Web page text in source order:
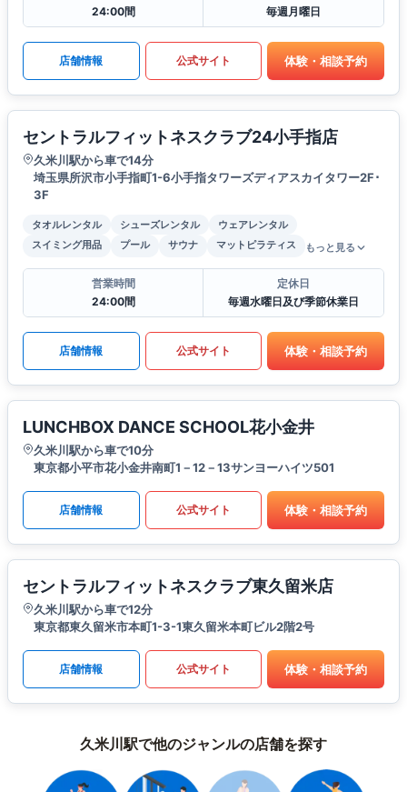
24:00間
毎週月曜日
店舗情報 公式サイト 体験・相談予約
セントラルフィットネスクラブ24小手指店
久米川駅から車で14分
埼玉県所沢市小手指町1-6小手指タワーズディアスカイタワー2F･
3F
タオルレンタル シューズレンタル
ウェアレンタル
スイミング用品
プール サウナ マットピラティス もっと見る
営業時間
24:00間
定休日
毎週水曜日及び季節休業日
店舗情報 公式サイト 体験・相談予約
LUNCHBOX DANCE SCHOOL花小金井
久米川駅から車で10分
東京都小平市花小金井南町1－12－13サンヨーハイツ501
店舗情報 公式サイト 体験・相談予約
セントラルフィットネスクラブ東久留米店
久米川駅から車で12分
東京都東久留米市本町1-3-1東久留米本町ビル2階2号
店舗情報 公式サイト 体験・相談予約
久米川駅で他のジャンルの店舗を探す